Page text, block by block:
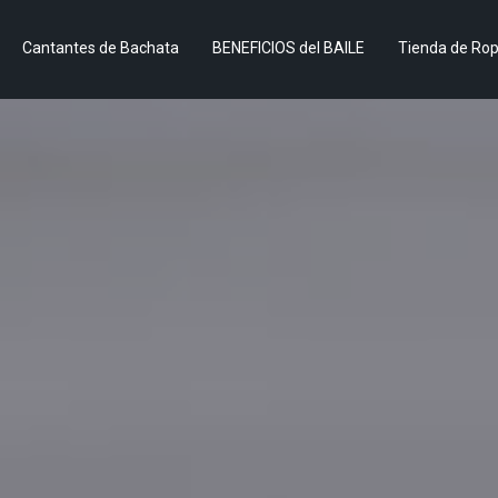
Cantantes de Bachata BENEFICIOS del BAILE Tienda de